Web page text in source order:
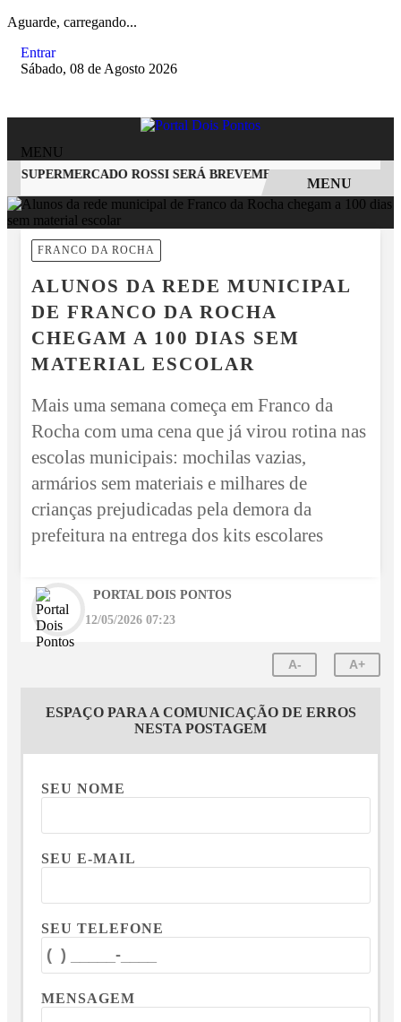
Aguarde, carregando...
Entrar
Sábado, 08 de Agosto 2026
MENU
SUPERMERCADO ROSSI SERÁ BREVEMENTE INAUGURADA EM
EM ALTA
MENU
FRANCO DA ROCHA
ALUNOS DA REDE MUNICIPAL
DE FRANCO DA ROCHA
CHEGAM A 100 DIAS SEM
MATERIAL ESCOLAR
Mais uma semana começa em Franco da
Rocha com uma cena que já virou rotina nas
escolas municipais: mochilas vazias,
armários sem materiais e milhares de
crianças prejudicadas pela demora da
prefeitura na entrega dos kits escolares
PORTAL DOIS PONTOS
12/05/2026 07:23
A- A+
ESPAÇO PARA A COMUNICAÇÃO DE ERROS
NESTA POSTAGEM
SEU NOME
SEU E-MAIL
SEU TELEFONE
MENSAGEM